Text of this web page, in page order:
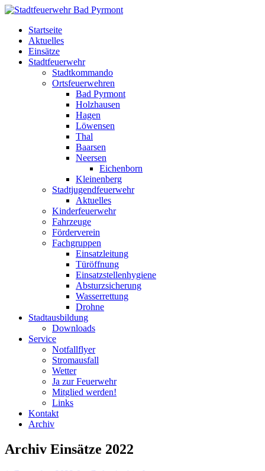
Startseite
Aktuelles
Einsätze
Stadtfeuerwehr
Stadtkommando
Ortsfeuerwehren
Bad Pyrmont
Holzhausen
Hagen
Löwensen
Thal
Baarsen
Neersen
Eichenborn
Kleinenberg
Stadtjugendfeuerwehr
Aktuelles
Kinderfeuerwehr
Fahrzeuge
Förderverein
Fachgruppen
Einsatzleitung
Türöffnung
Einsatzstellenhygiene
Absturzsicherung
Wasserrettung
Drohne
Stadtausbildung
Downloads
Service
Notfallflyer
Stromausfall
Wetter
Ja zur Feuerwehr
Mitglied werden!
Links
Kontakt
Archiv
Archiv Einsätze 2022